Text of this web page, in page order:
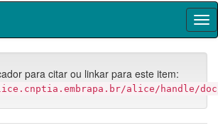
para citar ou linkar para este item:
alice/handle/doc/